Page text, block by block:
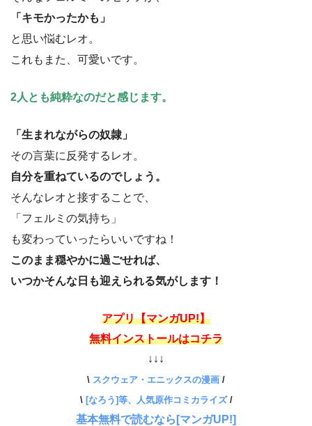
「キモかったかも」
と思い悩むレオ。
これもまた、可愛いです。
2人とも純粋なのだと感じます。
「生まれながらの奴隷」
その言葉に反発するレオ。
自分を重ねているのでしょう。
そんなレオと接することで、
「フェルミの気持ち」
も変わっていったらいいですね！
このまま穏やかに過ごせれば、
いつかそんな日も迎えられる気がします！
アプリ【マンガUP!】
無料インストールはコチラ
↓↓↓
\ スクウェア・エニックスの漫画 /
\ [なろう]等、人気原作コミカライズ/
基本無料で読むなら[マンガUP!]